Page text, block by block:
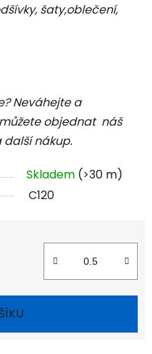
šaty,oblečení,
Neváhejte a
objednat náš
nákup.
Skladem (>30 m)
C120